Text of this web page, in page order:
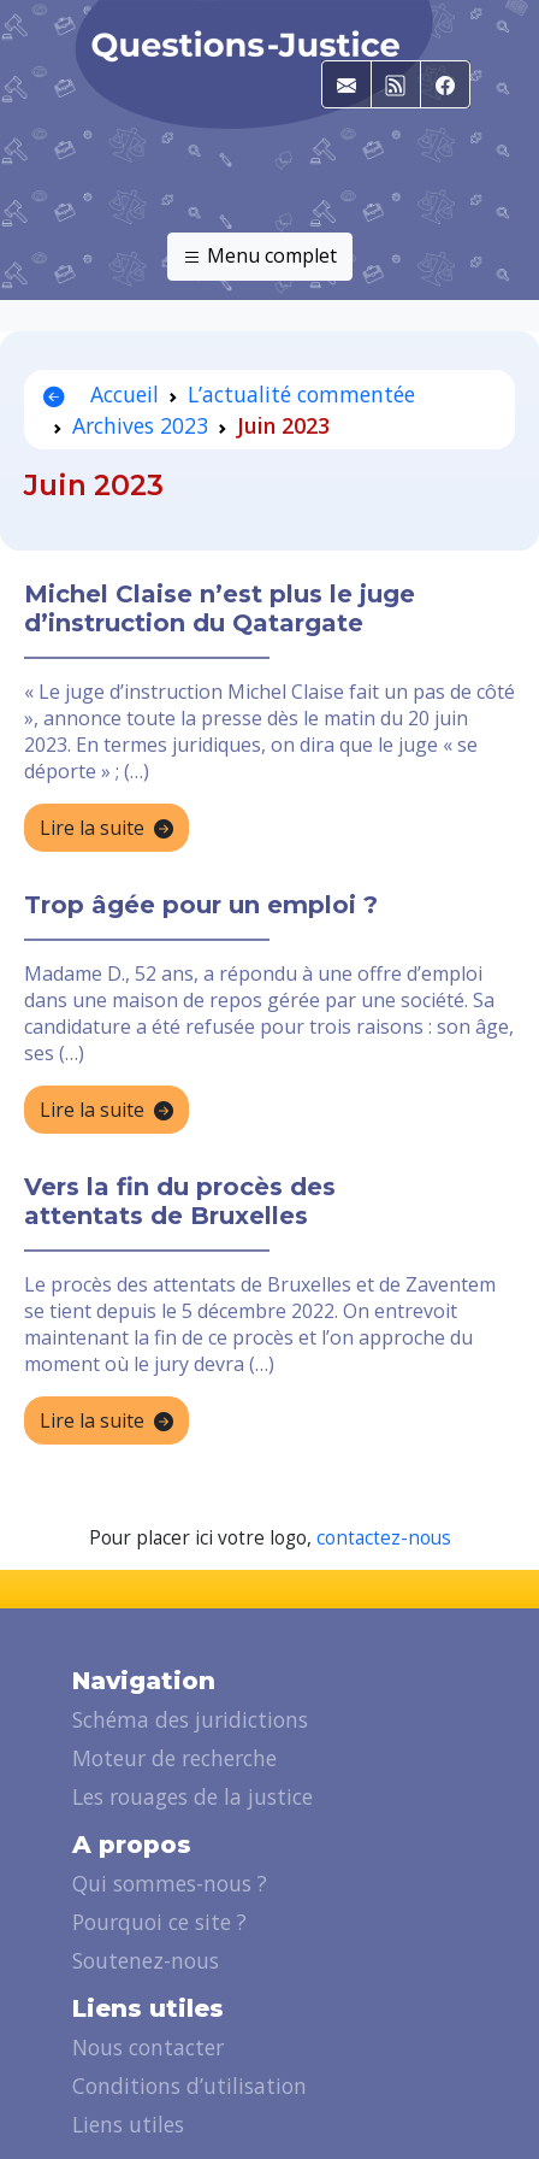
E-mailRSS
Menu complet
Accueil
L’actualité commentée
Archives 2023
Juin 2023
Juin 2023
Michel Claise n’est plus le juge
d’instruction du Qatargate
« Le juge d’instruction Michel Claise fait un pas de côté
», annonce toute la presse dès le matin du 20 juin
2023. En termes juridiques, on dira que le juge « se
déporte » ; (…)
Lire la suite
Trop âgée pour un emploi ?
Madame D., 52 ans, a répondu à une offre d’emploi
dans une maison de repos gérée par une société. Sa
candidature a été refusée pour trois raisons : son âge,
ses (…)
Lire la suite
Vers la fin du procès des
attentats de Bruxelles
Le procès des attentats de Bruxelles et de Zaventem
se tient depuis le 5 décembre 2022. On entrevoit
maintenant la fin de ce procès et l’on approche du
moment où le jury devra (…)
Lire la suite
Pour placer ici votre logo, contactez-nous
Navigation
Schéma des juridictions
Moteur de recherche
Les rouages de la justice
A propos
Qui sommes-nous ?
Pourquoi ce site ?
Soutenez-nous
Liens utiles
Nous contacter
Conditions d’utilisation
Liens utiles